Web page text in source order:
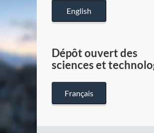
English
Dépôt ouvert des
sciences et
Français